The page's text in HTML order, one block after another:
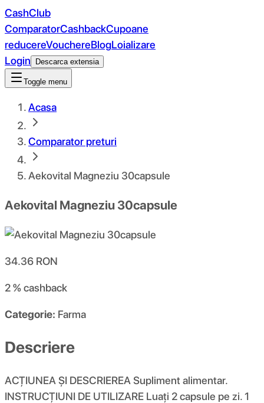
CashClub
ComparatorCashbackCupoane
reducereVouchereBlogLoializare
Login
Descarca extensia
Toggle menu
Acasa
Comparator preturi
Aekovital Magneziu 30capsule
Aekovital Magneziu 30capsule
34.36 RON
2 %cashback
Categorie: Farma
Descriere
ACȚIUNEA ȘI DESCRIEREA Supliment alimentar.
INSTRUCȚIUNI DE UTILIZARE Luați 2 capsule pe zi. 1